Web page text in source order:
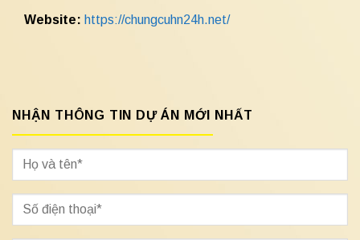
Website: https://chungcuhn24h.net/
NHẬN THÔNG TIN DỰ ÁN MỚI NHẤT